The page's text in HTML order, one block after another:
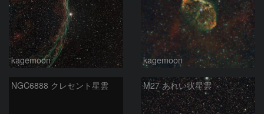
kagemoon kagemoon
NGC6888 クレセント星雲 M27 あれい状星雲